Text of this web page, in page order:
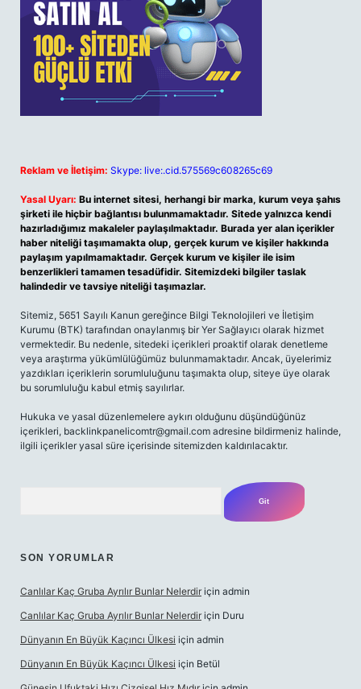
Reklam ve İletişim: Skype: live:.cid.575569c608265c69
Yasal Uyarı: Bu internet sitesi, herhangi bir marka, kurum veya şahıs
şirketi ile hiçbir bağlantısı bulunmamaktadır. Sitede yalnızca kendi
hazırladığımız makaleler paylaşılmaktadır. Burada yer alan içerikler
haber niteliği taşımamakta olup, gerçek kurum ve kişiler hakkında
paylaşım yapılmamaktadır. Gerçek kurum ve kişiler ile isim
benzerlikleri tamamen tesadüfidir. Sitemizdeki bilgiler taslak
halindedir ve tavsiye niteliği taşımazlar.
Sitemiz, 5651 Sayılı Kanun gereğince Bilgi Teknolojileri ve İletişim
Kurumu (BTK) tarafından onaylanmış bir Yer Sağlayıcı olarak hizmet
vermektedir. Bu nedenle, sitedeki içerikleri proaktif olarak denetleme
veya araştırma yükümlülüğümüz bulunmamaktadır. Ancak, üyelerimiz
yazdıkları içeriklerin sorumluluğunu taşımakta olup, siteye üye olarak
bu sorumluluğu kabul etmiş sayılırlar.
Hukuka ve yasal düzenlemelere aykırı olduğunu düşündüğünüz
içerikleri, backlinkpanelicomtr@gmail.com adresine bildirmeniz halinde,
ilgili içerikler yasal süre içerisinde sitemizden kaldırılacaktır.
SON YORUMLAR
Canlılar Kaç Gruba Ayrılır Bunlar Nelerdir için admin
Canlılar Kaç Gruba Ayrılır Bunlar Nelerdir için Duru
Dünyanın En Büyük Kaçıncı Ülkesi için admin
Dünyanın En Büyük Kaçıncı Ülkesi için Betül